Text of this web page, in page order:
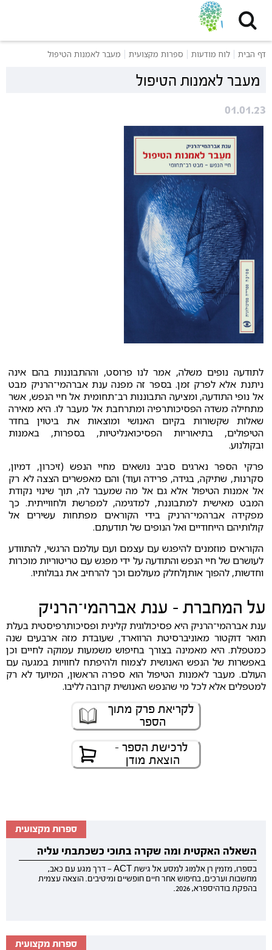
דף הבית לוח מודעות ספרות מקצועית מעבר לאמנות הטיפול
מעבר לאמנות הטיפול
01.01.23
לתודעה נופים משלה, אמר לנו פרוסט, וההתבוננות בהם אינה
ניתנת אלא לפרק זמן. בספר זה מפנה ענת אברהמי־הרניק מבט
אל נופי התודעה, ומציעה התבוננות רב־תחומית אל חיי הנפש, אשר
מתחילה משדה הפסיכותרפיה ומתרחבת אל מעבר לו. היא מאירה
שאלות שקשורות בקיום האנושי ומוצאות את ביטוין בחדר
הטיפולים, בתיאוריות הפסיכואנליטיות, בספרות, באמנות
ובקולנוע.
פרקי הספר נארגים סביב נושאים מחיי הנפש (זיכרון, דמיון,
סקרנות, שתיקה, בגידה, פרידה ועוד) והם מאפשרים הצצה לא רק
אל אמנות הטיפול אלא גם אל מה שמעבר לה, תוך שינוי נקודת
המבט מאישית למתבוננת, למדגימה, למפרשת ולחווייתית. כך
מפקידה אברהמי־הרניק בידי הקוראים מפתחות עשירים אל
קולותיהם הייחודיים ואל הנופים של תודעתם.
הקוראים מוזמנים להיפגש עם עצמם ועם עולמם הרגשי, להתוודע
לעושרם של חיי הנפש והתודעה על ידי מפגש עם טריטוריות מוכרות
וחדשות, להפוך אותןלחלק מעולמם וכך להרחיב את גבולותיו.
על המחברת - ענת אברהמי־הרניק
ענת אברהמי־הרניק היא פסיכולוגית קלינית ופסיכותרפיסטית בעלת
תואר דוקטור מאוניברסיטת הרווארד, שעובדת מזה ארבעים שנה
כמטפלת. היא מאמינה בצורך בחיפוש משמעות עמוקה לחיים וכן
באפשרות של הנפש האנושית לצמוח ולהיפתח לחוויות במגעה עם
העולם. מעבר לאמנות הטיפול הוא ספרה הראשון, המיועד לא רק
למטפלים אלא לכל מי שהנפש האנושית קרובה לליבו.
לקריאת פרק מתוך
הספר
לרכישת הספר -
הוצאת מודן
ספרות מקצועית
השאלה האקטית ומה שקרה בתוכי כשכתבתי עליה
בספרו, מזמין רן אלמוג למסע אל גישת ACT — דרך מגע עם כאב,
מחשבות וערכים, בחיפוש אחר חיים חופשיים ומיטיבים. הוצאה עצמית
בהפקת בודהיספרא, 2026.
ספרות מקצועית